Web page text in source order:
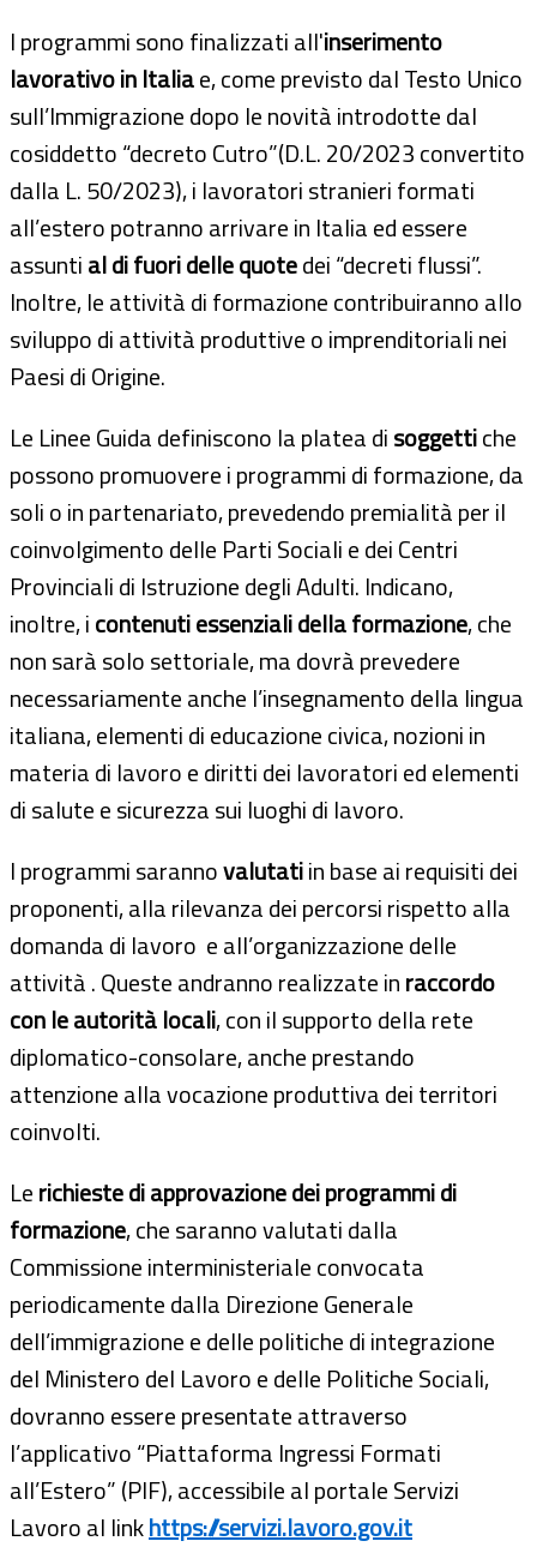
I programmi sono finalizzati all'inserimento
lavorativo in Italiae, come previsto dal Testo Unico
sull’Immigrazione dopo le novità introdotte dal
cosiddetto “decreto Cutro”(D.L. 20/2023 convertito
dalla L. 50/2023), i lavoratori stranieri formati
all’estero potranno arrivare in Italia ed essere
assuntial di fuori delle quotedei “decreti flussi”.
Inoltre, le attività di formazione contribuiranno allo
sviluppo di attività produttive o imprenditoriali nei
Paesi di Origine.
Le Linee Guida definiscono la platea disoggettiche
possono promuovere i programmi di formazione, da
soli o in partenariato, prevedendo premialità per il
coinvolgimento delle Parti Sociali e dei Centri
Provinciali di Istruzione degli Adulti. Indicano,
inoltre, icontenuti essenziali della formazione, che
non sarà solo settoriale, ma dovrà prevedere
necessariamente anche l’insegnamento della lingua
italiana, elementi di educazione civica, nozioni in
materia di lavoro e diritti dei lavoratori ed elementi
di salute e sicurezza sui luoghi di lavoro.
I programmi sarannovalutatiin base ai requisiti dei
proponenti, alla rilevanza dei percorsi rispetto alla
domanda di lavoro e all’organizzazione delle
attività . Queste andranno realizzate inraccordo
con le autorità locali, con il supporto della rete
diplomatico-consolare, anche prestando
attenzione alla vocazione produttiva dei territori
coinvolti.
Lerichieste di approvazione dei programmi di
formazione, che saranno valutati dalla
Commissione interministeriale convocata
periodicamente dalla Direzione Generale
dell’immigrazione e delle politiche di integrazione
del Ministero del Lavoro e delle Politiche Sociali,
dovranno essere presentate attraverso
l’applicativo “Piattaforma Ingressi Formati
all’Estero” (PIF), accessibile al portale Servizi
Lavoro al linkhttps://servizi.lavoro.gov.it